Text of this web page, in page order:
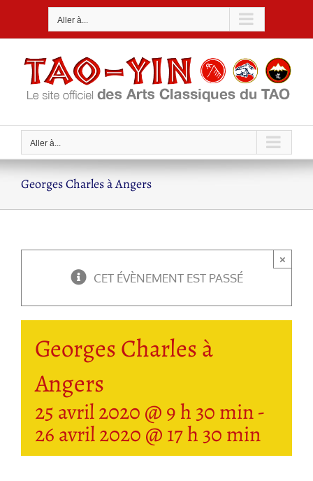
Aller à...
Aller à...
Georges Charles à Angers
CET ÉVÈNEMENT EST PASSÉ
×
Georges Charles à
Angers
25 avril 2020 @ 9 h 30 min-
26 avril 2020 @ 17 h 30 min